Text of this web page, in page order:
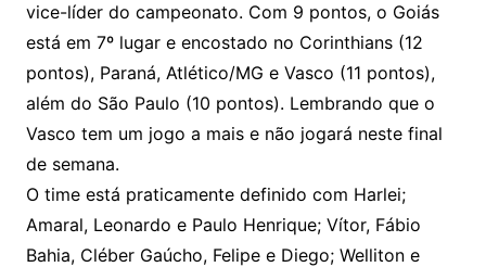
vice-líder do campeonato. Com 9 pontos, o Goiás
está em 7º lugar e encostado no Corinthians (12
pontos), Paraná, Atlético/MG e Vasco (11 pontos),
além do São Paulo (10 pontos). Lembrando que o
Vasco tem um jogo a mais e não jogará neste final
de semana.
O time está praticamente definido com Harlei;
Amaral, Leonardo e Paulo Henrique; Vítor, Fábio
Bahia, Cléber Gaúcho, Felipe e Diego; Welliton e